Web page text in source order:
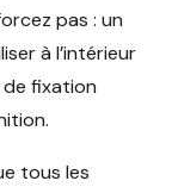
pas : un
à l’intérieur
de fixation
tous les